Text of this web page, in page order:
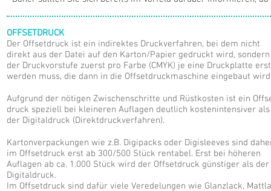
OFFSETDRUCK
Der Offsetdruck ist ein indirektes Druckverfahren, bei dem nicht
direkt aus der Datei auf den Karton/Papier gedruckt wird,
der Druckvorstufe zuerst pro Farbe (CMYK) je eine Druckplatte
werden muss, die dann in die Offsetdruckmaschine eingebaut
Aufgrund der nötigen Zwischenschritte und Rüstkosten ist ein
druck speziell bei kleineren Auflagen deutlich kostenintensiver als
der Digitaldruck (Direktdruckverfahren).
Kartonverpackungen wie z.B. Digipacks oder Digisleeves sind
im Offsetdruck erst ab 300/500 Stück rentabel. Erst bei höheren
Auflagen ab ca. 1.000 Stück wird der Offsetdruck günstiger als der
Digitaldruck.
Im Offsetdruck sind dafür viele Veredelungen wie Glanzlack,